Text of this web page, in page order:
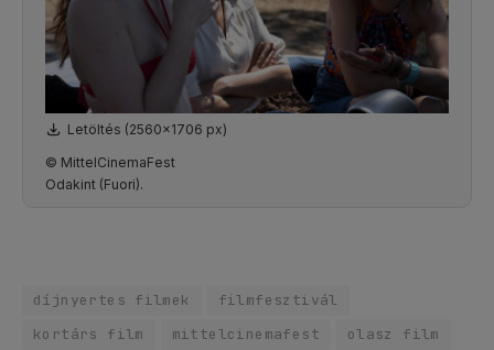
Letöltés (2560x1706 px)
© MittelCinemaFest
Odakint (Fuori).
díjnyertes filmek
filmfesztivál
kortárs film
mittelcinemafest olasz film